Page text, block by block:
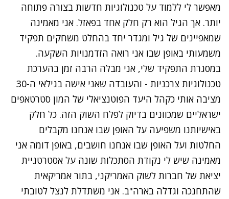
מאפשר לי ללמוד על טכנולוגיות חדשות בצורה פתוחה
יותר. אך הגיל הוא רק חלק אחד בפאזל. אני מאמינה
שמאפיינים של גיל ומגדר יחד בהחלט משחקים תפקיד
משמעותי באופן שבו אני רואה הזדמנויות השקעה.
במסגרת התפקיד שלי, אני מבלה הרבה זמן בהערכת
טכנולוגיות צרכניות - והעובדה שאני אישה בגילאי ה-30
מציבה אותי כקהל היעד הפוטנציאלי של המון סטרטאפים
ישראליים שמכוונים בדיוק לפלח השוק הזה. כל חלק
באישיותנו משפיעה על האופן שבו אנחנו מקבלים
החלטות ועל האופן שבו אנחנו חושבים, באופן דומה אני
מאמינה שיש לי נקודת הסתכלות שונה על אסטרטגיית
יציאת של חברות לשוק האמריקני, בתור אמריקאית
שהתחנכה וגדלה בארה"ב. אני משתדלת לנצל לטובתי